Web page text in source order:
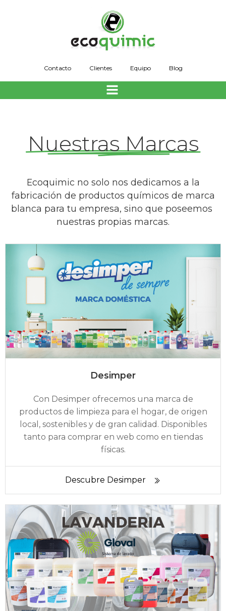
al
contenido
Contacto Clientes Equipo Blog
Nuestras Marcas
Ecoquimic no solo nos dedicamos a la
fabricación de productos químicos de marca
blanca para tu empresa, sino que poseemos
nuestras propias marcas.
Desimper
Con Desimper ofrecemos una marca de
productos de limpieza para el hogar, de origen
local, sostenibles y de gran calidad. Disponibles
tanto para comprar en web como en tiendas
físicas.
Descubre Desimper